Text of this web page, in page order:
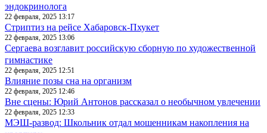
эндокринолога
22 февраля, 2025 13:17
Стриптиз на рейсе Хабаровск-Пхукет
22 февраля, 2025 13:06
Сергаева возглавит российскую сборную по художественной
гимнастике
22 февраля, 2025 12:51
Влияние позы сна на организм
22 февраля, 2025 12:46
Вне сцены: Юрий Антонов рассказал о необычном увлечении
22 февраля, 2025 12:33
МЭШ-развод: Школьник отдал мошенникам накопления на